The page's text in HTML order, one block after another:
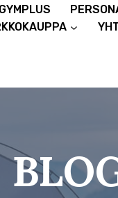
GYMPLUS